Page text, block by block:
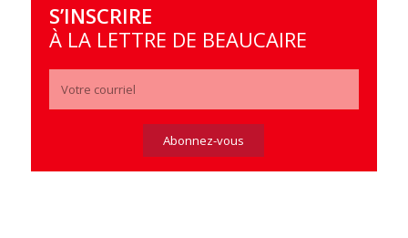
S’INSCRIRE
À LA LETTRE DE BEAUCAIRE